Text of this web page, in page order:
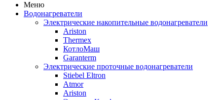
Меню
Водонагреватели
Электрические накопительные водонагреватели
Ariston
Thermex
КотлоМаш
Garanterm
Электрические проточные водонагреватели
Stiebel Eltron
Atmor
Ariston